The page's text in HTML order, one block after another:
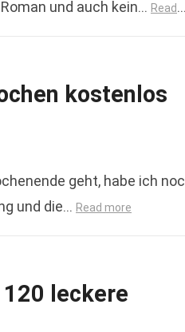
und auch kein… Read
kostenlos
geht, habe ich
und die… Read more
leckere